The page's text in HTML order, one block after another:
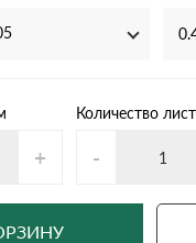
+
Количество
-